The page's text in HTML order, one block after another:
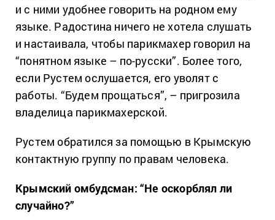
и с ними удобнее говорить на родном ему
языке. Радостина ничего не хотела слушать
и настаивала, чтобы парикмахер говорил на
“понятном языке – по-русски”. Более того,
если Рустем ослушается, его уволят с
работы. “Будем прощаться”, – пригрозила
владелица парикмахерской.
Рустем обратился за помощью в Крымскую
контактную группу по правам человека.
Крымский омбудсман: “Не оскорблял ли
случайно?”